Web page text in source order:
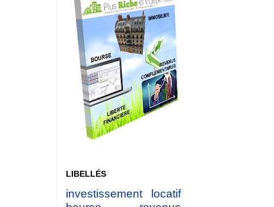
LIBELLÉS
investissement locatif